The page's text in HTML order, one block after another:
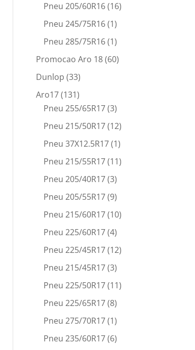
Pneu 205/60R16(16)
Pneu 245/75R16(1)
Pneu 285/75R16(1)
Promocao Aro 18(60)
Dunlop (33)
Aro17(131)
Pneu 255/65R17(3)
Pneu 215/50R17(12)
Pneu 37X12.5R17(1)
Pneu 215/55R17(11)
Pneu 205/40R17(3)
Pneu 205/55R17(9)
Pneu 215/60R17(10)
Pneu 225/60R17(4)
Pneu 225/45R17(12)
Pneu 215/45R17(3)
Pneu 225/50R17(11)
Pneu 225/65R17(8)
Pneu 275/70R17(1)
Pneu 235/60R17(6)